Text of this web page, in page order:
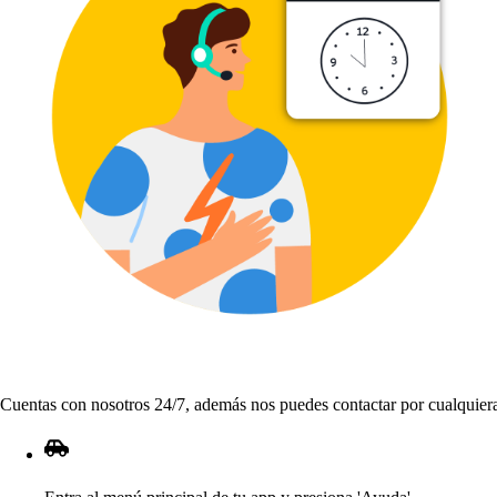
Cuentas con nosotros 24/7, además nos puedes contactarpor